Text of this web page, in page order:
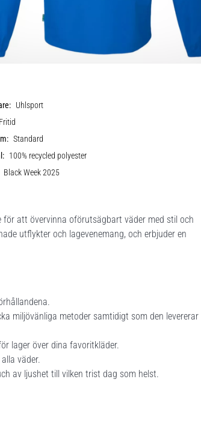
Uhlsport
Fritid
Standard
100% recycled polyester
Black Week 2025
att övervinna oförutsägbart väder med stil och
utflykter och lagevenemang, och erbjuder en
miljövänliga metoder samtidigt som den levererar
lager över dina favoritkläder.
väder.
av ljushet till vilken trist dag som helst.